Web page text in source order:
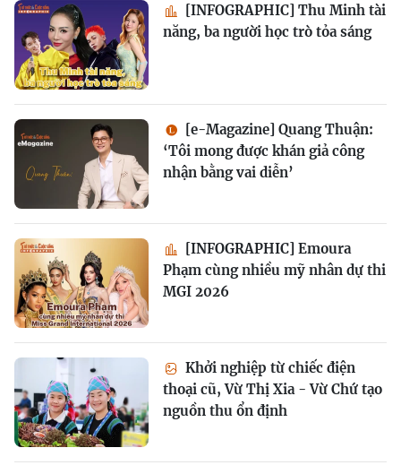
[INFOGRAPHIC] Thu Minh tài
năng, ba người học trò tỏa sáng
[e-Magazine] Quang Thuận:
‘Tôi mong được khán giả công
nhận bằng vai diễn’
[INFOGRAPHIC] Emoura
Phạm cùng nhiều mỹ nhân dự thi
MGI 2026
Khởi nghiệp từ chiếc điện
thoại cũ, Vừ Thị Xia - Vừ Chứ tạo
nguồn thu ổn định